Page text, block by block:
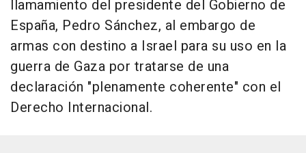
llamamiento del presidente del Gobierno de
España, Pedro Sánchez, al embargo de
armas con destino a Israel para su uso en la
guerra de Gaza por tratarse de una
declaración "plenamente coherente" con el
Derecho Internacional.